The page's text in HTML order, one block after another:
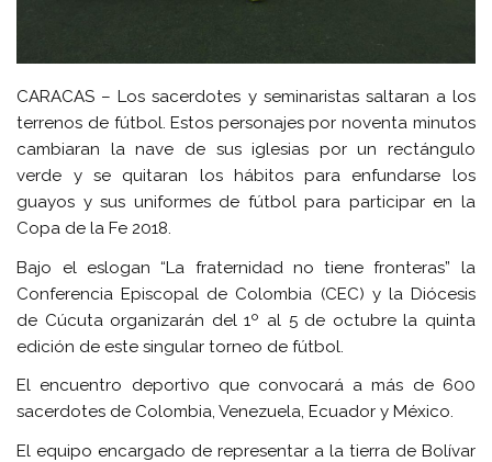
CARACAS – Los sacerdotes y seminaristas saltaran a los
terrenos de fútbol. Estos personajes por noventa minutos
cambiaran la nave de sus iglesias por un rectángulo
verde y se quitaran los hábitos para enfundarse los
guayos y sus uniformes de fútbol para participar en la
Copa de la Fe 2018.
Bajo el eslogan “La fraternidad no tiene fronteras” la
Conferencia Episcopal de Colombia (CEC) y la Diócesis
de Cúcuta organizarán del 1º al 5 de octubre la quinta
edición de este singular torneo de fútbol.
El encuentro deportivo que convocará a más de 600
sacerdotes de Colombia, Venezuela, Ecuador y México.
El equipo encargado de representar a la tierra de Bolívar